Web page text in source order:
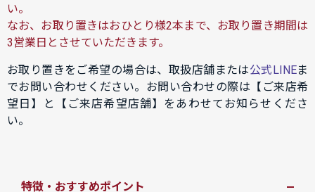
い。
なお、お取り置きはおひとり様2本まで、お取り置き期間は
3営業日とさせていただきます。
お取り置きをご希望の場合は、取扱店舗または公式LINEま
でお問い合わせください。お問い合わせの際は【ご来店希
望日】と【ご来店希望店舗】をあわせてお知らせくださ
い。
特徴・おすすめポイント